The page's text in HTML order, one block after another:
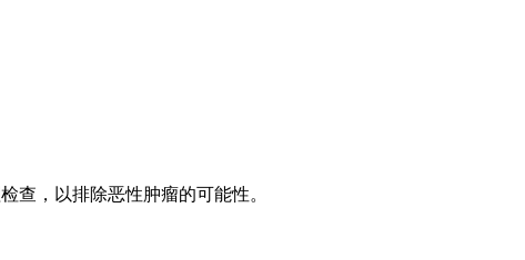
查，以排除恶性肿瘤的可能性。